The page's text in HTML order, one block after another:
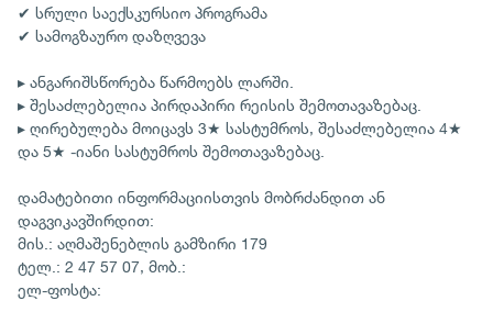
✔ სრული საექსკურსიო პროგრამა
✔ სამოგზაურო დაზღვევა
▸ ანგარიშსწორება წარმოებს ლარში.
▸ შესაძლებელია პირდაპირი რეისის შემოთავაზებაც.
▸ ღირებულება მოიცავს 3★ სასტუმროს, შესაძლებელია 4★
და 5★ -იანი სასტუმროს შემოთავაზებაც.
დამატებითი ინფორმაციისთვის მობრძანდით ან
დაგვიკავშირდით:
მის.: აღმაშენებლის გამზირი 179
ტელ.: 2 47 57 07, მობ.:
ელ-ფოსტა: